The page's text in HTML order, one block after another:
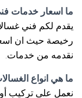
ما اسعار خدمات
يقدم لكم فني
رخيصة حيث ان
نقدمه من خدمات.
ما هي انواع
نعمل على تركيب أو